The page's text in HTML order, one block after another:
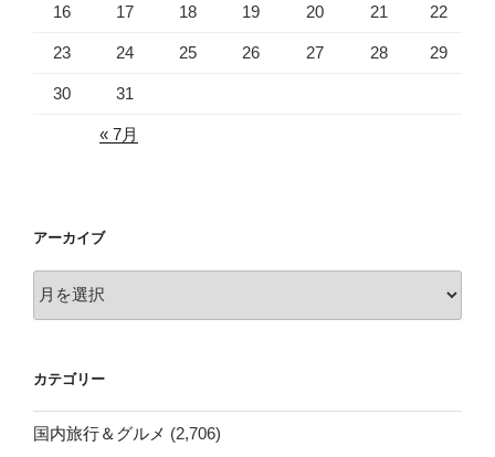
16 17 18 19 20 21 22
23 24 25 26 27 28 29
30 31
« 7月
アーカイブ
ー
ブ
カテゴリー
国内旅行＆グルメ (2,706)